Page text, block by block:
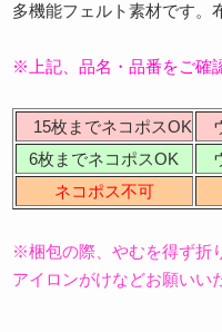
多機能フェルト素材です。
※上記、品名・品番をご確
15枚までネコポスOK
6枚までネコポスOK
ネコポス不可
※梱包の際、やむを得ず折
アイロンがけなどお願いい